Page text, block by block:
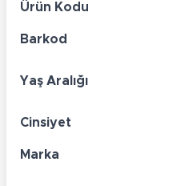
Ürün Kodu
Barkod
Yaş Aralığı
Cinsiyet
Marka